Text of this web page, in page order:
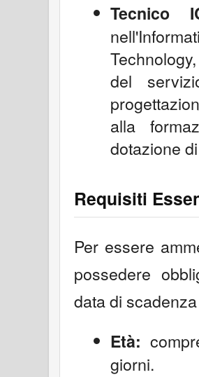
Tecnico
del
alla
dotazione
Requisiti
Per essere
possedere
data di
Età:
giorni.